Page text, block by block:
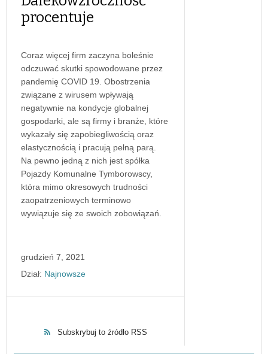
procentuje
Coraz więcej firm zaczyna boleśnie
odczuwać skutki spowodowane przez
pandemię COVID 19. Obostrzenia
związane z wirusem wpływają
negatywnie na kondycje globalnej
gospodarki, ale są firmy i branże, które
wykazały się zapobiegliwością oraz
elastycznością i pracują pełną parą.
Na pewno jedną z nich jest spółka
Pojazdy Komunalne Tymborowscy,
która mimo okresowych trudności
zaopatrzeniowych terminowo
wywiązuje się ze swoich zobowiązań.
grudzień 7, 2021
Dział: Najnowsze
Subskrybuj to źródło RSS